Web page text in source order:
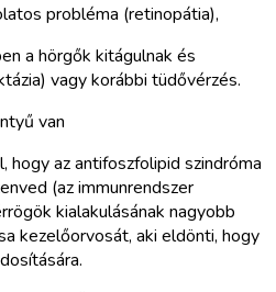
probléma (retinopátia),
a hörgők kitágulnak és
vagy korábbi tüdővérzés.
van
hogy az antifoszfolipid szindróma
(az immunrendszer
kialakulásának nagyobb
kezelőorvosát, aki eldönti, hogy